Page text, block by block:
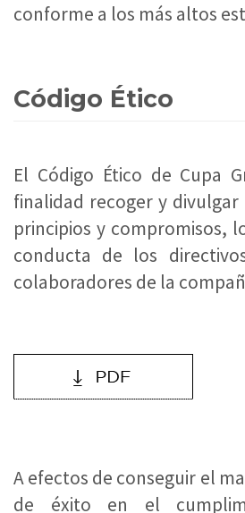
conforme a los más altos
Código Ético
El Código Ético de Cupa
finalidad recoger y
principios y compromisos,
conducta de los
colaboradores de la
A efectos de conseguir el
de éxito en el